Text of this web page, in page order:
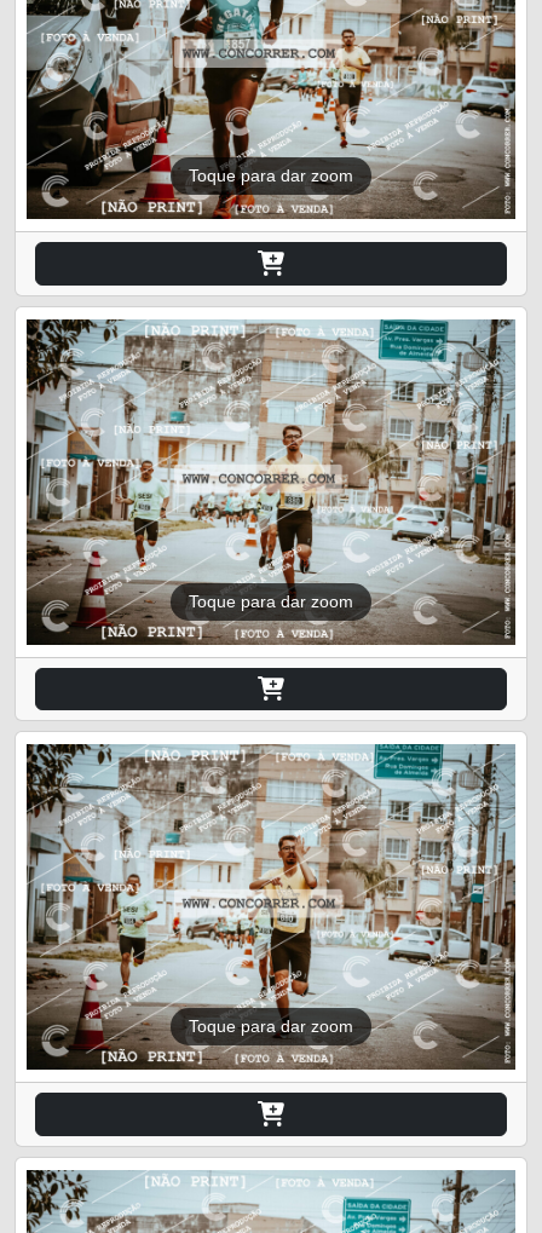
Toque para dar zoom
Toque para dar zoom
Toque para dar zoom